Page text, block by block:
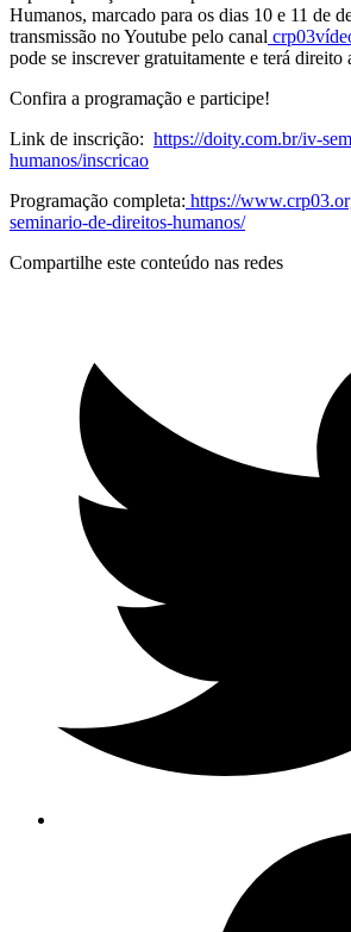
Humanos, marcado para os dias 10 e 11 de
transmissão no Youtube pelo canal
pode se inscrever gratuitamente e terá direito
Confira a programação e participe!
Link de inscrição: https://doity.com.br/iv-
humanos/inscricao
Programação completa: https://
seminario-de-direitos-humanos/
Compartilhe este conteúdo nas redes